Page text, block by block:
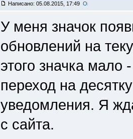
Написано: 05.08.2015, 17:49
У меня значок
обновлений на
этого значка
переход на
уведомления. Я
с сайта.